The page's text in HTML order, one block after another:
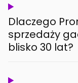
Dlaczego
sprzedaży
blisko 30 lat?